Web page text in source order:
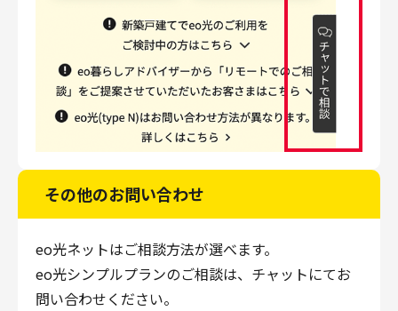
その他のお問い合わせ
eo光ネットはご相談方法が選べます。
eo光シンプルプランのご相談は、チャットにてお
問い合わせください。